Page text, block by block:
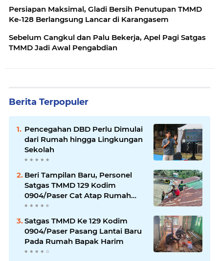
Persiapan Maksimal, Gladi Bersih Penutupan TMMD
Ke-128 Berlangsung Lancar di Karangasem
Sebelum Cangkul dan Palu Bekerja, Apel Pagi Satgas
TMMD Jadi Awal Pengabdian
Berita Terpopuler
Pencegahan DBD Perlu Dimulai
dari Rumah hingga Lingkungan
Sekolah
Beri Tampilan Baru, Personel
Satgas TMMD 129 Kodim
0904/Paser Cat Atap Rumah
Marbot
Satgas TMMD Ke 129 Kodim
0904/Paser Pasang Lantai Baru
Pada Rumah Bapak Harim